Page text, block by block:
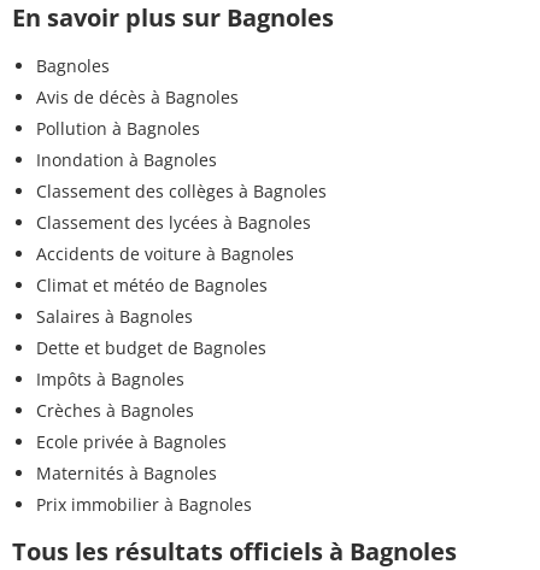
En savoir plus sur Bagnoles
Bagnoles
Avis de décès à Bagnoles
Pollution à Bagnoles
Inondation à Bagnoles
Classement des collèges à Bagnoles
Classement des lycées à Bagnoles
Accidents de voiture à Bagnoles
Climat et météo de Bagnoles
Salaires à Bagnoles
Dette et budget de Bagnoles
Impôts à Bagnoles
Crèches à Bagnoles
Ecole privée à Bagnoles
Maternités à Bagnoles
Prix immobilier à Bagnoles
Tous les résultats officiels à Bagnoles